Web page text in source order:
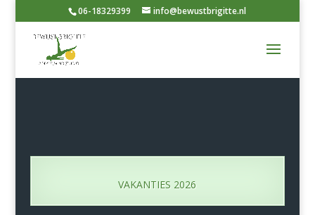
06-18329399 info@bewustbrigitte.nl
VAKANTIES 2026